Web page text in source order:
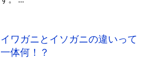
イワガニとイソガニの違いって
一体何！？